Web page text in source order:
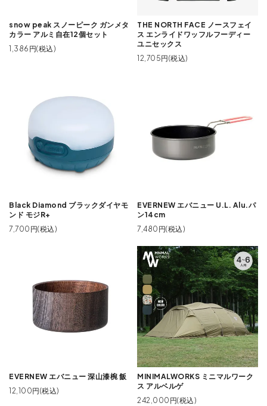
snow peak スノーピーク ガンメタ
カラー アルミ自在12個セット
1,386円(税込)
THE NORTH FACE ノースフェイ
ス エンライドワッフルフーディー
ユニセックス
12,705円(税込)
Black Diamond ブラックダイヤモ
ンド モジR+
7,700円(税込)
EVERNEW エバニュー U.L. Alu.パ
ン14cm
7,480円(税込)
EVERNEW エバニュー 深山漆椀 飯
12,100円(税込)
MINIMALWORKS ミニマルワーク
ス アルベルゲ
242,000円(税込)